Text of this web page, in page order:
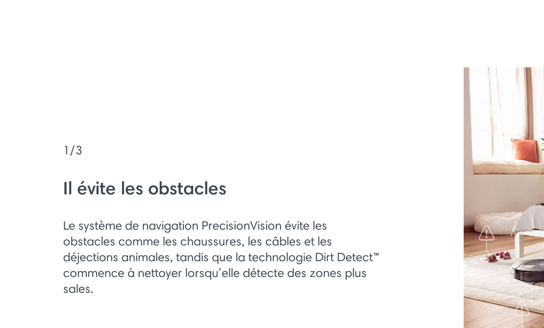
1/3
Il évite les obstacles
Le système de navigation PrecisionVision évite les
obstacles comme les chaussures, les câbles et les
déjections animales, tandis que la technologie Dirt Detect™
commence à nettoyer lorsqu’elle détecte des zones plus
sales.